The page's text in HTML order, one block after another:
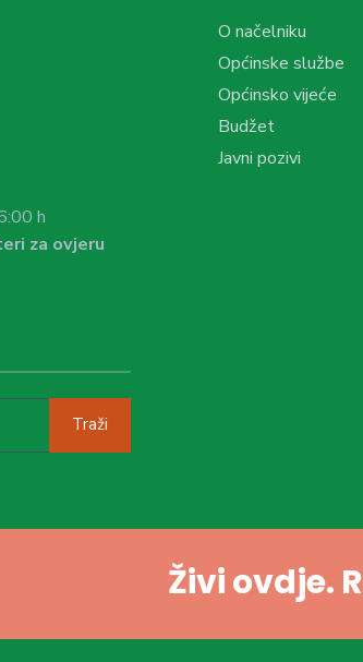
h
za ovjeru
Traži
O načelniku
Općinske službe
Općinsko vijeće
Budžet
Javni pozivi
Živi ovdje.